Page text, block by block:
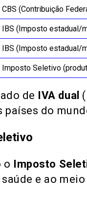
CBS (Contribuição
IBS (Imposto estadual/
IBS (Imposto estadual/
Imposto Seletivo
de IVA dual
países do
o Imposto
e ao